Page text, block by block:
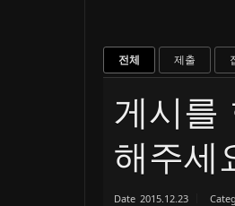
전체 제출
게시를
해주세
Date 2015.12.23